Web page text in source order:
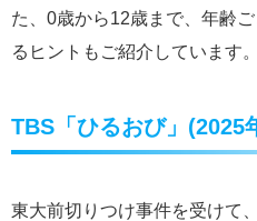
た、0歳から12歳まで、年齢
るヒントもご紹介しています。
TBS「ひるおび」(2025
東大前切りつけ事件を受けて